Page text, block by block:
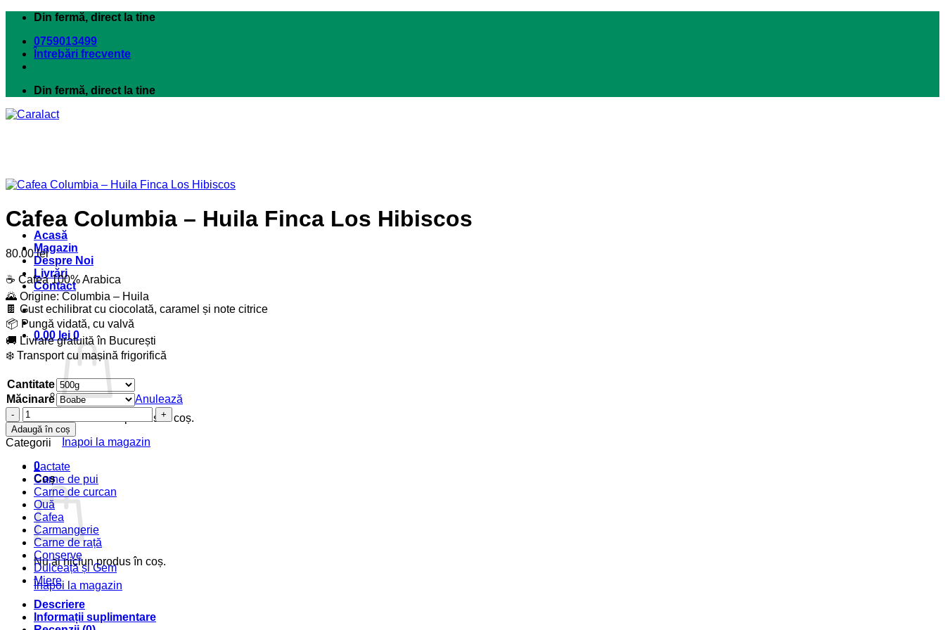
Skip
content
Din fermă, direct la tine
0759013499
Întrebări frecvente
Din fermă, direct la tine
Acasă
Magazin
Despre Noi
Livrări
Contact
0.00 lei 0
Nu ai niciun produs în coș.
Înapoi la magazin
0
Coș
Nu ai niciun produs în coș.
Înapoi la magazin
Cafea Columbia – Huila Finca Los Hibiscos
80.00lei
☕ Cafea 100% Arabica
🌄 Origine: Columbia – Huila
🍫 Gust echilibrat cu ciocolată, caramel și note citrice
📦 Pungă vidată, cu valvă
🚚 Livrare gratuită în București
❄️ Transport cu mașină frigorifică
Cantitate
Măcinare
Anulează
Cantitate
Cafea
Columbia
–
Huila
Finca
Los
Hibiscos
Adaugă în coș
Categorii
Lactate
Carne de pui
Carne de curcan
Ouă
Cafea
Carmangerie
Carne de rață
Conserve
Dulceață și Gem
Miere
Descriere
Informații suplimentare